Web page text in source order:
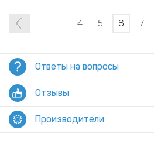
4 5 6 7
Ответы на вопросы
Отзывы
Производители